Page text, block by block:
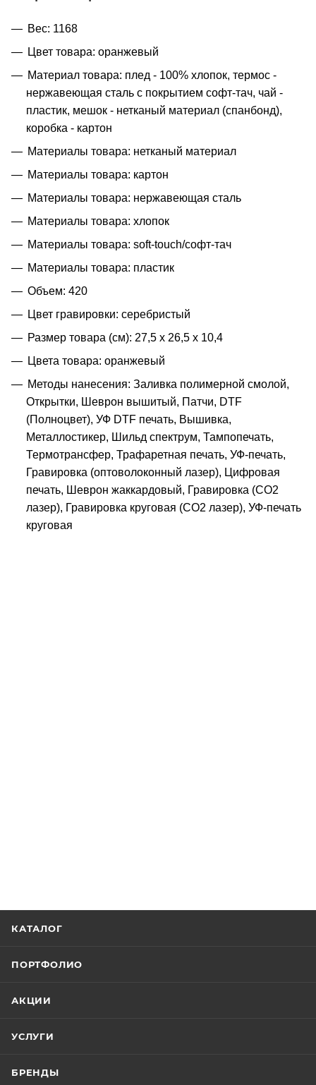
Вес: 1168
Цвет товара: оранжевый
Материал товара: плед - 100% хлопок, термос -
нержавеющая сталь с покрытием софт-тач, чай -
пластик, мешок - нетканый материал (спанбонд),
коробка - картон
Материалы товара: нетканый материал
Материалы товара: картон
Материалы товара: нержавеющая cталь
Материалы товара: хлопок
Материалы товара: soft-touch/софт-тач
Материалы товара: пластик
Объем: 420
Цвет гравировки: серебристый
Размер товара (см): 27,5 х 26,5 х 10,4
Цвета товара: оранжевый
Методы нанесения: Заливка полимерной смолой,
Открытки, Шеврон вышитый, Патчи, DTF
(Полноцвет), УФ DTF печать, Вышивка,
Металлостикер, Шильд спектрум, Тампопечать,
Термотрансфер, Трафаретная печать, УФ-печать,
Гравировка (оптоволоконный лазер), Цифровая
печать, Шеврон жаккардовый, Гравировка (CO2
лазер), Гравировка круговая (CO2 лазер), УФ-печать
круговая
КАТАЛОГ
ПОРТФОЛИО
АКЦИИ
УСЛУГИ
БРЕНДЫ